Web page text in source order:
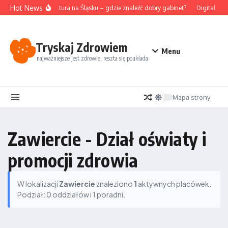
Przejdź do treści
Hot NewsAkupunktura na Śląsku – gdzie znaleźć dobry gabinet? Digital
Tryskaj Zdrowiem
najważniejsze jest zdrowie, reszta się poukłada
Menu
Mapa strony
Zawiercie - Dział oświaty i
promocji zdrowia
W lokalizacji Zawiercie znaleziono 1 aktywnych placówek.
Podział: 0 oddziałów i 1 poradni.